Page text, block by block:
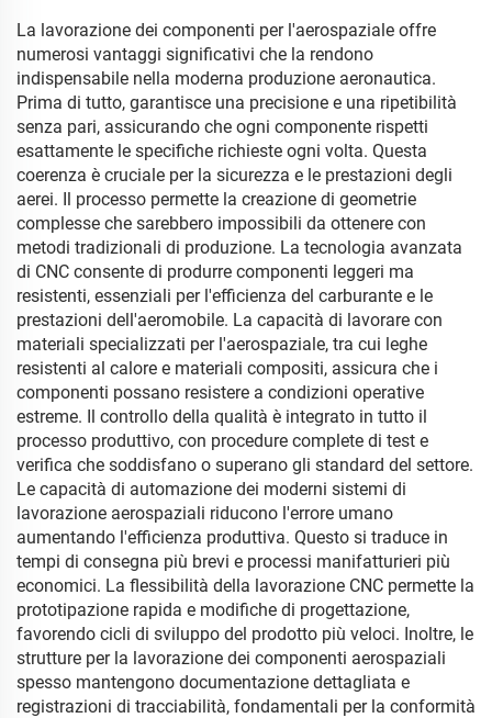
La lavorazione dei componenti per l'aerospaziale offre
numerosi vantaggi significativi che la rendono
indispensabile nella moderna produzione aeronautica.
Prima di tutto, garantisce una precisione e una ripetibilità
senza pari, assicurando che ogni componente rispetti
esattamente le specifiche richieste ogni volta. Questa
coerenza è cruciale per la sicurezza e le prestazioni degli
aerei. Il processo permette la creazione di geometrie
complesse che sarebbero impossibili da ottenere con
metodi tradizionali di produzione. La tecnologia avanzata
di CNC consente di produrre componenti leggeri ma
resistenti, essenziali per l'efficienza del carburante e le
prestazioni dell'aeromobile. La capacità di lavorare con
materiali specializzati per l'aerospaziale, tra cui leghe
resistenti al calore e materiali compositi, assicura che i
componenti possano resistere a condizioni operative
estreme. Il controllo della qualità è integrato in tutto il
processo produttivo, con procedure complete di test e
verifica che soddisfano o superano gli standard del settore.
Le capacità di automazione dei moderni sistemi di
lavorazione aerospaziali riducono l'errore umano
aumentando l'efficienza produttiva. Questo si traduce in
tempi di consegna più brevi e processi manifatturieri più
economici. La flessibilità della lavorazione CNC permette la
prototipazione rapida e modifiche di progettazione,
favorendo cicli di sviluppo del prodotto più veloci. Inoltre, le
strutture per la lavorazione dei componenti aerospaziali
spesso mantengono documentazione dettagliata e
registrazioni di tracciabilità, fondamentali per la conformità